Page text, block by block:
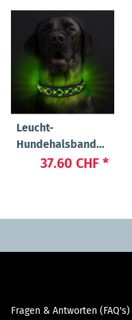
Leucht-
Hundehalsband
"Beauty"
37.60 CHF *
Fragen & Antworten